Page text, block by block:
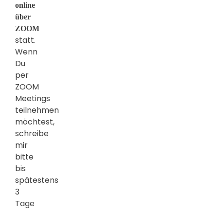
online
über
ZOOM
statt.
Wenn
Du
per
ZOOM
Meetings
teilnehmen
möchtest,
schreibe
mir
bitte
bis
spätestens
3
Tage